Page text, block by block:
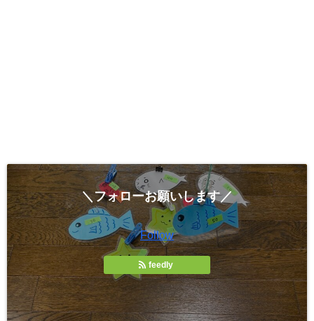
＼フォローお願いします／
Follow
feedly